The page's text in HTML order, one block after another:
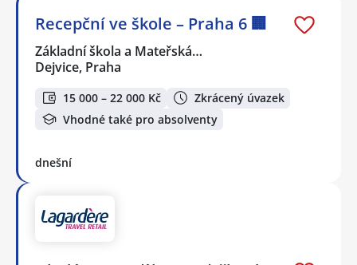
Recepční ve škole – Praha 6 🏢
Základní škola a Mateřská…
Dejvice, Praha
15 000 – 22 000 Kč
Zkrácený úvazek
Vhodné také pro absolventy
dnešní